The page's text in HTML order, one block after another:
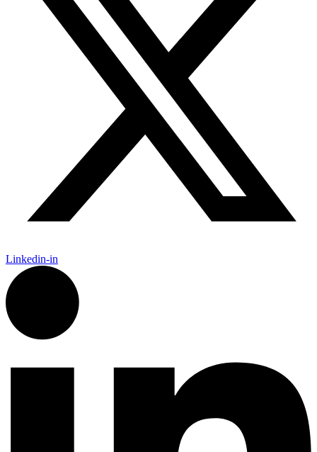
Linkedin-in